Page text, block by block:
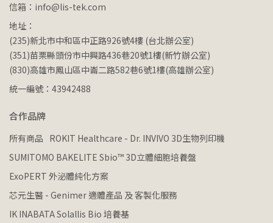
信箱：info@lis-tek.com
地址：
(235)新北市中和區中正路926號4樓 (台北辦公室)
(351)苗栗縣頭份市中興路436巷20號1樓(新竹辦公室)
(830)高雄市鳳山區中崙二路582巷6號1樓(高雄辦公室)
統一編號：43942488
合作品牌
所有商品 ROKIT Healthcare - Dr. INVIVO 3D生物列印機
SUMITOMO BAKELITE Sbio™ 3D立體細胞培養盤
ExoPERT 外泌體純化方案
芯元生醫 - Genimer 適體產品 及 客製化服務
IK INABATA Solallis Bio 培養基